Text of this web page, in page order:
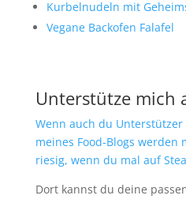
Kurbelnudeln mit
Vegane Backofen Falafel
Unterstütze mich
Wenn auch du
meines Food-Blogs werden
riesig, wenn du mal auf
Dort kannst du deine